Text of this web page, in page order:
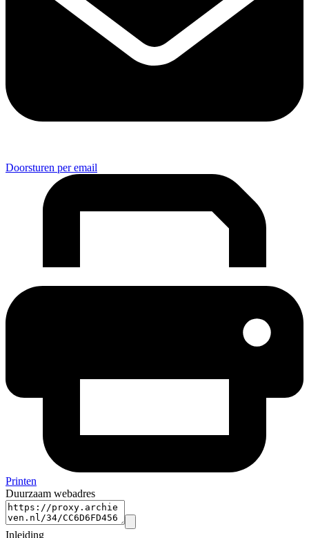
Doorsturen per email
Printen
Duurzaam webadres
Inleiding